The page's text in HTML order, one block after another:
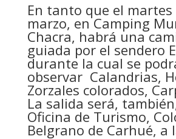
En tanto que el martes
marzo, en Camping
Chacra, habrá una
guiada por el sendero
durante la cual se
observar Calandrias,
Zorzales colorados,
La salida será,
Oficina de Turismo,
Belgrano de Carhué, a